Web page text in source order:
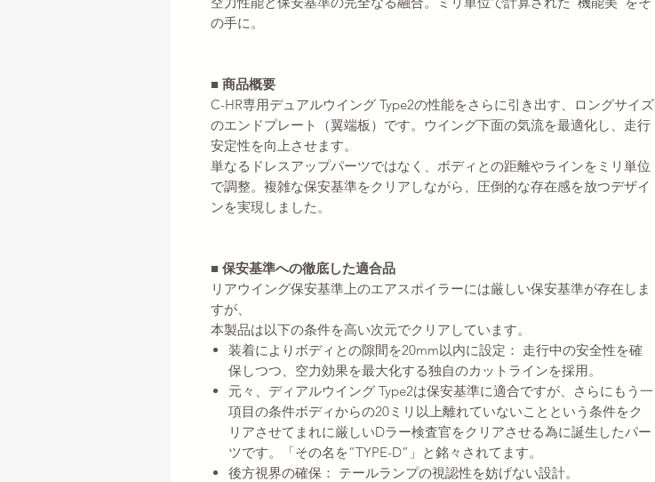
の手に。
■ 商品概要
C-HR専用デュアルウイング Type2の性能をさらに引き出す、ロングサイズ
のエンドプレート（翼端板）です。ウイング下面の気流を最適化し、走行
安定性を向上させます。
単なるドレスアップパーツではなく、ボディとの距離やラインをミリ単位
で調整。複雑な保安基準をクリアしながら、圧倒的な存在感を放つデザイ
ンを実現しました。
■ 保安基準への徹底した適合品
リアウイング保安基準上のエアスポイラーには厳しい保安基準が存在しま
すが、
本製品は以下の条件を高い次元でクリアしています。
装着によりボディとの隙間を20mm以内に設定： 走行中の安全性を確
保しつつ、空力効果を最大化する独自のカットラインを採用。
元々、ディアルウイング Type2は保安基準に適合ですが、さらにもう一
項目の条件ボディからの20ミリ以上離れていないことという条件をク
リアさせてまれに厳しいDラー検査官をクリアさせる為に誕生したパー
ツです。「その名を”TYPE-D”」と銘々されてます。
後方視界の確保： テールランプの視認性を妨げない設計。